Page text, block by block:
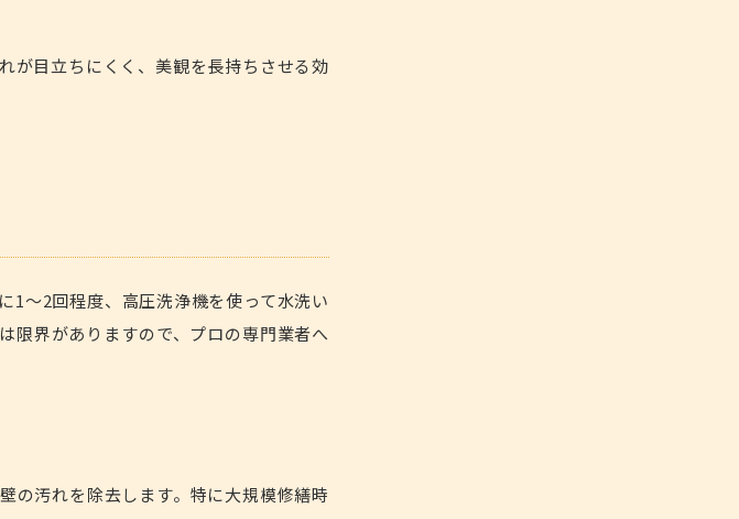
が目立ちにくく、美観を長持ちさせる効
1〜2回程度、高圧洗浄機を使って水洗い
限界がありますので、プロの専門業者へ
の汚れを除去します。特に大規模修繕時